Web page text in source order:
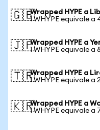
🇬🇧Wrapped HYPE a
1 WHYPE equivale a
🇯🇵Wrapped HYPE a
1 WHYPE equivale a
🇹🇷Wrapped HYPE a
1 WHYPE equivale a
🇰🇷Wrapped HYPE a
1 WHYPE equivale